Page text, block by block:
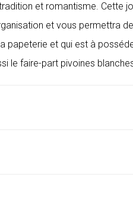
et romantisme. Cette
et vous permettra
papeterie et qui est à
le faire-part pivoines